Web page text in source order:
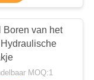
68
Boren van het
MOQ:1